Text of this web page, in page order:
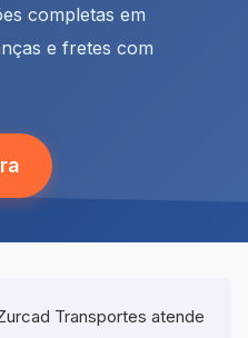
completas em
e fretes com
Transportes atende